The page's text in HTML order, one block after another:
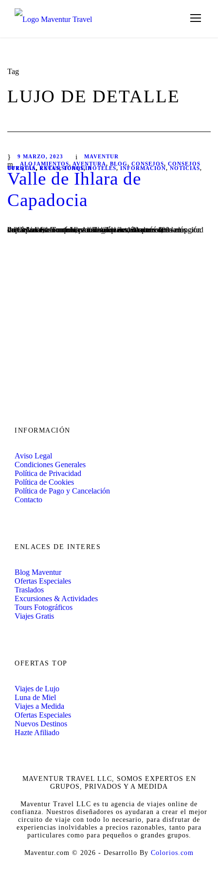
Tag
LUJO DE DETALLE
9 MARZO, 2023
MAVENTUR
ALOJAMIENTOS, AVENTURA, BLOG, CONSEJOS, CONSEJOS
TURQUÍA, EXCURSIONES, HOTELES, INFORMACIÓN, NOTICIAS,
OFERTAS, RUTAS, TURQUÍA
Valle de Ihlara de
Capadocia
Ihlara Valle, ubicado en Aksaray que está a unos 100 km de Capadocia Turquia, es un cañón extremadamente impresionante con una profundidad de 120 metros, una longitud de 18 km. Se formó hace miles de años, después de la erupción volcánica del monte Hasan. Una de sus características más llamativas es su naturaleza. Hay áreas verdes...
INFORMACIÓN
Aviso Legal
Condiciones Generales
Política de Privacidad
Política de Cookies
Política de Pago y Cancelación
Contacto
ENLACES DE INTERES
Blog Maventur
Ofertas Especiales
Traslados
Excursiones & Actividades
Tours Fotográficos
Viajes Gratis
OFERTAS TOP
Viajes de Lujo
Luna de Miel
Viajes a Medida
Ofertas Especiales
Nuevos Destinos
Hazte Afiliado
MAVENTUR TRAVEL LLC, SOMOS EXPERTOS EN
GRUPOS, PRIVADOS Y A MEDIDA
Maventur Travel LLC es tu agencia de viajes online de
confianza. Nuestros diseñadores os ayudaran a crear el mejor
circuito de viaje con todo lo necesario, para disfrutar de
experiencias inolvidables a precios razonables, tanto para
particulares como para pequeños o grandes grupos.
Maventur.com © 2026 - Desarrollo By Colorios.com